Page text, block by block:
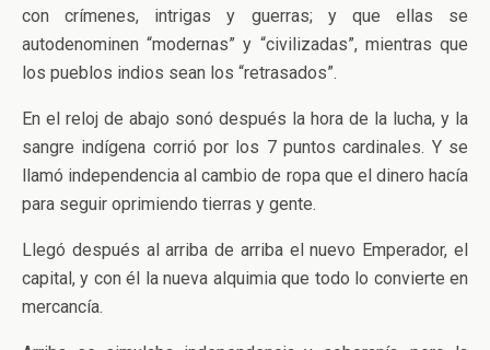
con crímenes, intrigas y guerras; y que ellas se
autodenominen “modernas” y “civilizadas”, mientras que
los pueblos indios sean los “retrasados”.
En el reloj de abajo sonó después la hora de la lucha, y la
sangre indígena corrió por los 7 puntos cardinales. Y se
llamó independencia al cambio de ropa que el dinero hacía
para seguir oprimiendo tierras y gente.
Llegó después al arriba de arriba el nuevo Emperador, el
capital, y con él la nueva alquimia que todo lo convierte en
mercancía.